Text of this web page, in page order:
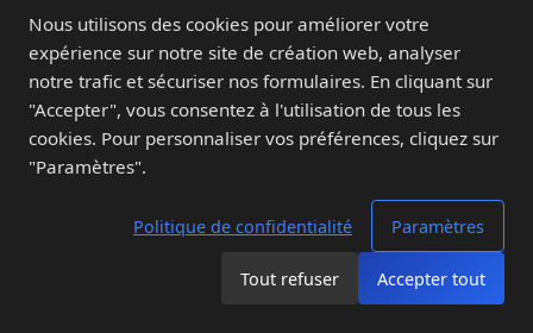
Nous utilisons des cookies pour améliorer votre
expérience sur notre site de création web, analyser
notre trafic et sécuriser nos formulaires. En cliquant sur
"Accepter", vous consentez à l'utilisation de tous les
cookies. Pour personnaliser vos préférences, cliquez sur
"Paramètres".
Politique de confidentialité Paramètres
Tout refuser Accepter tout